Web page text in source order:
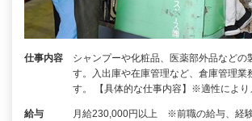
仕事内容
シャンプーや化粧品、医薬部外品などの
す。入出庫や在庫管理など、倉庫管理業
す。 【具体的な仕事内容】※適性によ
給与
月給230,000円以上 ※前職の給与、経